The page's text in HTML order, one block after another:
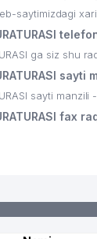
saytimizdagi
ga siz shu
sayti
sayti manzili -
fax